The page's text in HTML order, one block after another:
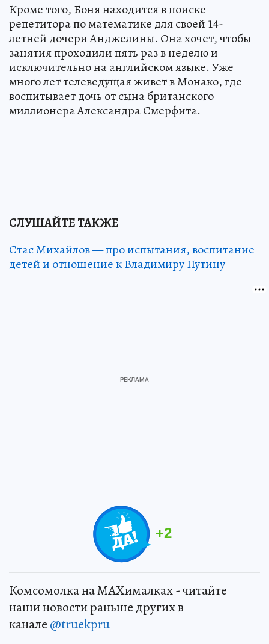
Кроме того, Боня находится в поиске
репетитора по математике для своей 14-
летней дочери Анджелины. Она хочет, чтобы
занятия проходили пять раз в неделю и
исключительно на английском языке. Уже
много лет телеведущая живет в Монако, где
воспитывает дочь от сына британского
миллионера Александра Смерфита.
СЛУШАЙТЕ ТАКЖЕ
Стас Михайлов — про испытания, воспитание
детей и отношение к Владимиру Путину
+2
Комсомолка на MAXималках - читайте
наши новости раньше других в
канале @truekpru